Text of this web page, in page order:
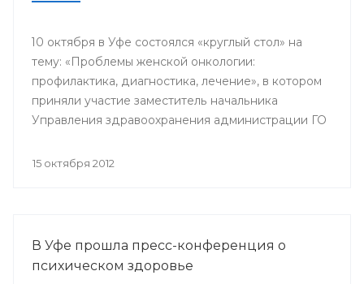
10 октября в Уфе состоялся «круглый стол» на
тему: «Проблемы женской онкологии:
профилактика, диагностика, лечение», в котором
приняли участие заместитель начальника
Управления здравоохранения администрации ГО
отделением операционной гинекологии
Шамиль Ганцев, главный врач Городского центра
медицинской профилактики Сара Ахтямова,
представители клиник «Здоровье женщины»,
15 октября 2012
В Уфе прошла пресс-конференция о
психическом здоровье